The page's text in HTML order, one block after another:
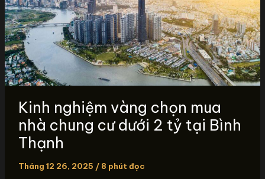
Kinh nghiệm vàng chọn mua
nhà chung cư dưới 2 tỷ tại Bình
Thạnh
Tháng 12 26, 2025 / 8 phút đọc